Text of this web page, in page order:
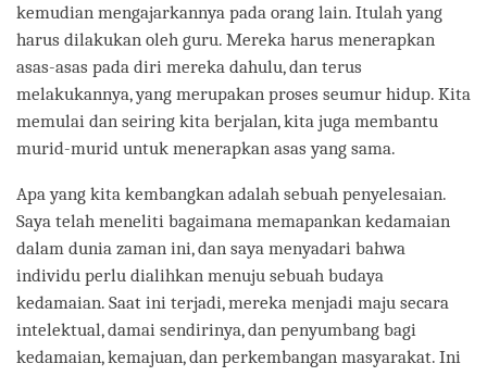
kemudian mengajarkannya pada orang lain. Itulah yang
harus dilakukan oleh guru. Mereka harus menerapkan
asas-asas pada diri mereka dahulu, dan terus
melakukannya, yang merupakan proses seumur hidup. Kita
memulai dan seiring kita berjalan, kita juga membantu
murid-murid untuk menerapkan asas yang sama.
Apa yang kita kembangkan adalah sebuah penyelesaian.
Saya telah meneliti bagaimana memapankan kedamaian
dalam dunia zaman ini, dan saya menyadari bahwa
individu perlu dialihkan menuju sebuah budaya
kedamaian. Saat ini terjadi, mereka menjadi maju secara
intelektual, damai sendirinya, dan penyumbang bagi
kedamaian, kemajuan, dan perkembangan masyarakat. Ini